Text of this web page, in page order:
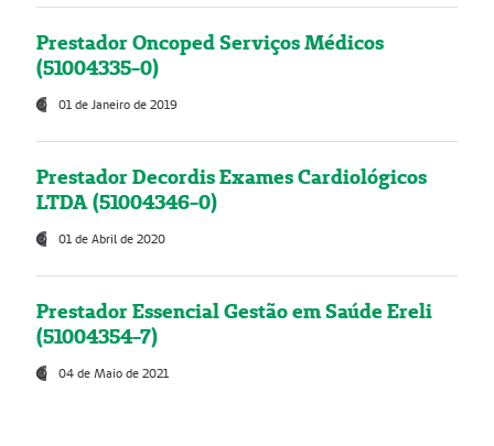
Prestador Oncoped Serviços Médicos
(51004335-0)
01 de Janeiro de 2019
Prestador Decordis Exames Cardiológicos
LTDA (51004346-0)
01 de Abril de 2020
Prestador Essencial Gestão em Saúde Ereli
(51004354-7)
04 de Maio de 2021